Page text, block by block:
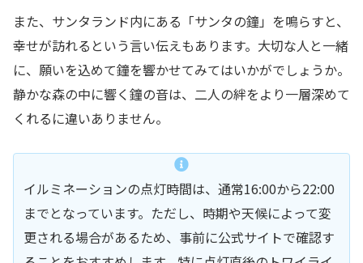
また、サンタランド内にある「サンタの鐘」を鳴らすと、
幸せが訪れるという言い伝えもあります。大切な人と一緒
に、願いを込めて鐘を響かせてみてはいかがでしょうか。
静かな森の中に響く鐘の音は、二人の絆をより一層深めて
くれるに違いありません。
イルミネーションの点灯時間は、通常16:00から22:00
までとなっています。ただし、時期や天候によって変
更される場合があるため、事前に公式サイトで確認す